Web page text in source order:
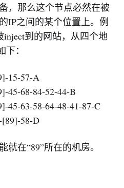
，那么这个节点必然在被
IP之间的某个位置上。例
到的网站，从四个地
：
15-57-A
45-68-84-52-44-B
45-63-58-64-48-41-87-C
[89]-58-D
就在“89”所在的机房。